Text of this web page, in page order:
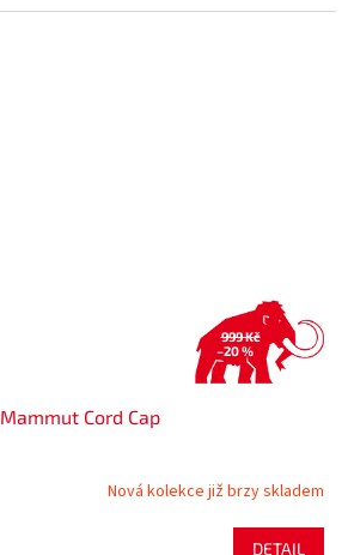
999 Kč
–20 %
Mammut Cord Cap
Nová kolekce již brzy skladem
DETAIL